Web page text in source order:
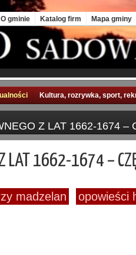
O gminie Katalog firm Mapa gminy
Kultura, rozrywka, sport,
Z LAT 1662-1674 –
Z LAT 1662-1674 –
madzelan opowieści